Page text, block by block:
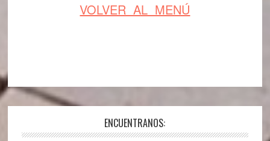
VOLVER AL MENÚ
ENCUENTRANOS: